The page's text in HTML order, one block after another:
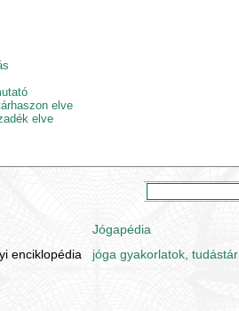
elve
elve
Jógapédia
enciklopédia
jóga gyakorlatok, tudástár